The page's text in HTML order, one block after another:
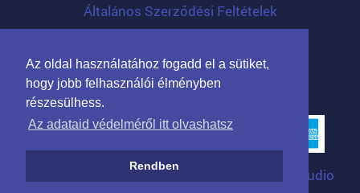
Az oldal használatához fogadd el a sütiket,
hogy jobb felhasználói élményben
részesülhess.
Az adataid védelméről itt olvashatsz
Rendben
Általános Szerződési Feltételek
Partnerprogram cégeknek
Arculat: Kreatív Vonalak| Programozás: WTStudio